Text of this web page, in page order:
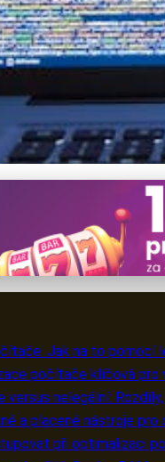
PC
Lenka Rosická
Jak na to pomocí
počítače klíčová pro
nelegální:
a placené nástroje
při optimalizaci